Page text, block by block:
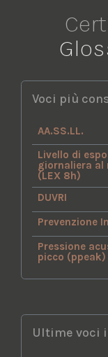
Voci più
AA.SS.LL.
Livello di
giornaliera al
(LEX 8h)
DUVRI
Prevenzione
Pressione
picco (ppeak)
Ultime voci